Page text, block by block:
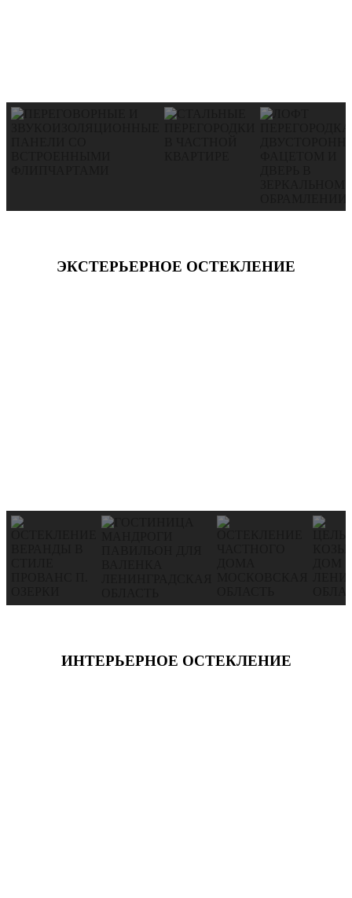
ЭКСТЕРЬЕРНОЕ ОСТЕКЛЕНИЕ
ИНТЕРЬЕРНОЕ ОСТЕКЛЕНИЕ